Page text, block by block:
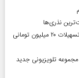
نذری‌ها
ثبت‌نام وام اربعین بازنشستگان کشوری آغاز شد | تسهیلات ۲۰ میلیون تومانی
هنرمند منحصر‌به‌فردی را از دست دادیم/ پخش ۲ مجموعه تلویزیونی جدید